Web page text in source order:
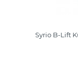
Syrio B-Lift